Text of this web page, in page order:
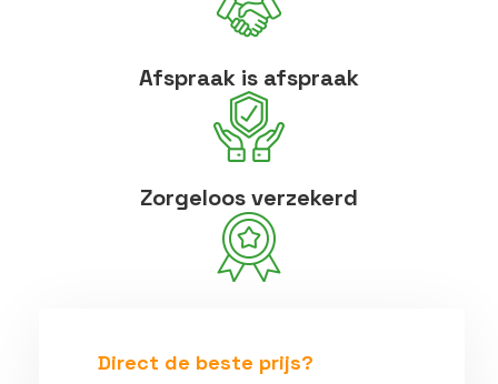
Afspraak is afspraak
Zorgeloos verzekerd
Direct de beste prijs?